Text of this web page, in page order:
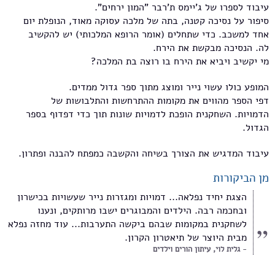
עיבוד לספרו של ג'יימס ת'רבר "המון ירחים".
סיפור על נסיכה קטנה, בתה של מלכה עסוקה מאוד, הנופלת יום
אחד למשכב. כדי שתחלים (אומר הרופא המלכותי) יש להקשיב
לה. הנסיכה מבקשת את הירח.
מי יקשיב ויביא את הירח בו רוצה בת המלכה?
המופע כולו עשוי נייר ומוצג מתוך ספר גדול ממדים.
דפי הספר מהווים את מקומות ההתרחשות והתלבושות של
הדמויות. השחקנית הופכת לדמויות שונות תוך כדי דפדוף בספר
הגדול.
עיבוד המדגיש את הצורך בשיחה והקשבה כמפתח להבנה ופתרון.
מן הביקורות
הצגת יחיד נפלאה... דמויות ומגזרות נייר שעשויות בכישרון
ובחכמה רבה. הילדים והמבוגרים ישבו מרותקים, ונענו
לשחקנית במקומות שבהם ביקשה התערבות... עוד מחזה נפלא
מבית היוצר של תיאטרון הקרון.
גלית לוי, עיתון הורים וילדים